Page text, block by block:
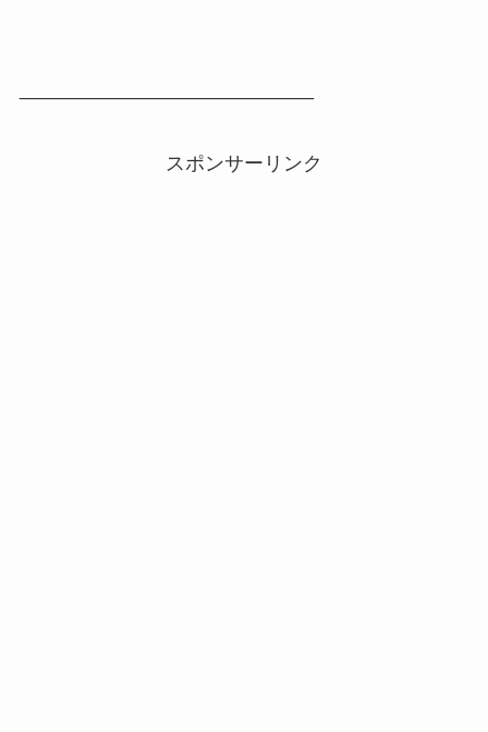
スポンサーリンク